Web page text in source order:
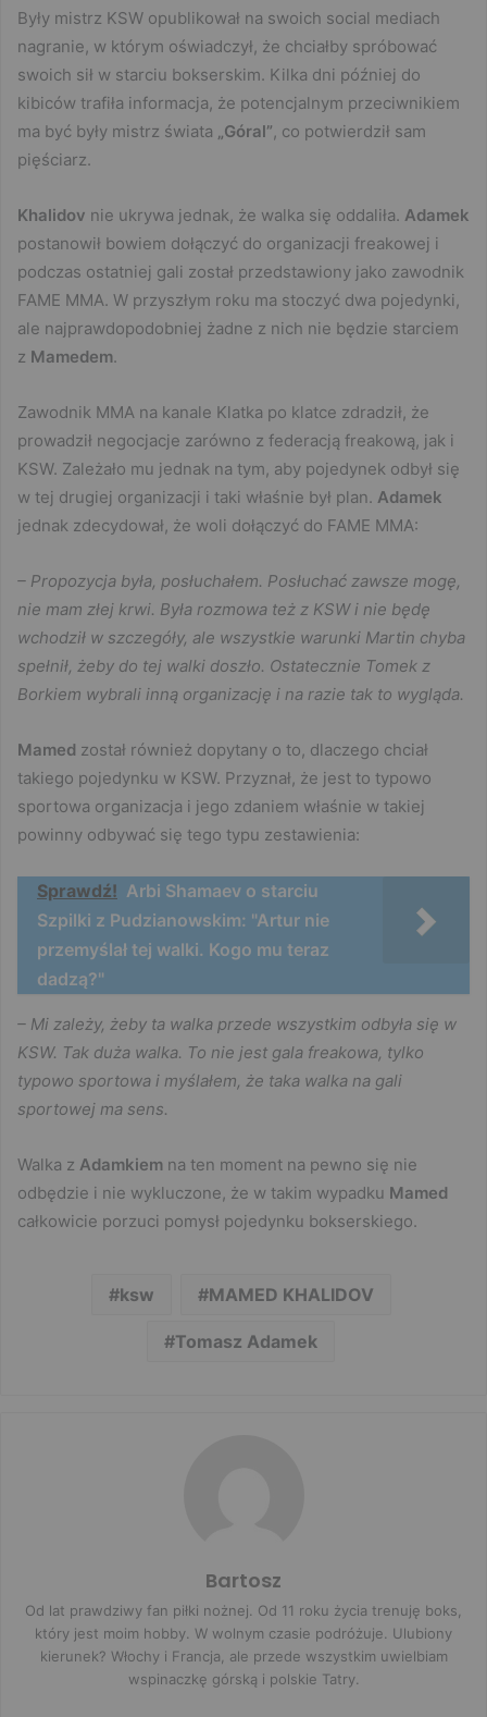
Były mistrz KSW opublikował na swoich social mediach
nagranie, w którym oświadczył, że chciałby spróbować
swoich sił w starciu bokserskim. Kilka dni później do
kibiców trafiła informacja, że potencjalnym przeciwnikiem
ma być były mistrz świata
„Góral”, co potwierdził sam
pięściarz.
Khalidov nie ukrywa jednak, że walka się oddaliła. Adamek
postanowił bowiem dołączyć do organizacji freakowej i
podczas ostatniej gali został przedstawiony jako zawodnik
FAME MMA. W przyszłym roku ma stoczyć dwa pojedynki,
ale najprawdopodobniej żadne z nich nie będzie starciem
z Mamedem.
Zawodnik MMA na kanale Klatka po klatce zdradził, że
prowadził negocjacje zarówno z federacją freakową, jak i
KSW. Zależało mu jednak na tym, aby pojedynek odbył się
w tej drugiej organizacji i taki właśnie był plan. Adamek
jednak zdecydował, że woli dołączyć do FAME MMA:
– Propozycja była, posłuchałem. Posłuchać zawsze mogę,
nie mam złej krwi. Była rozmowa też z KSW i nie będę
wchodził w szczegóły, ale wszystkie warunki Martin chyba
spełnił, żeby do tej walki doszło. Ostatecznie Tomek z
Borkiem wybrali inną organizację i na razie tak to wygląda.
Mamed został również dopytany o to, dlaczego chciał
takiego pojedynku w KSW. Przyznał, że jest to typowo
sportowa organizacja i jego zdaniem właśnie w takiej
powinny odbywać się tego typu zestawienia:
Sprawdź! Arbi Shamaev o starciu
Szpilki z Pudzianowskim: "Artur nie
przemyślał tej walki. Kogo mu teraz
dadzą?"
– Mi zależy, żeby ta walka przede wszystkim odbyła się w
KSW. Tak duża walka. To nie jest gala freakowa, tylko
typowo sportowa i myślałem, że taka walka na gali
sportowej ma sens.
Walka z Adamkiem na ten moment na pewno się nie
odbędzie i nie wykluczone, że w takim wypadku Mamed
całkowicie porzuci pomysł pojedynku bokserskiego.
ksw MAMED KHALIDOV
Tomasz Adamek
Bartosz
Od lat prawdziwy fan piłki nożnej. Od 11 roku życia trenuję boks,
który jest moim hobby. W wolnym czasie podróżuje. Ulubiony
kierunek? Włochy i Francja, ale przede wszystkim uwielbiam
wspinaczkę górską i polskie Tatry.